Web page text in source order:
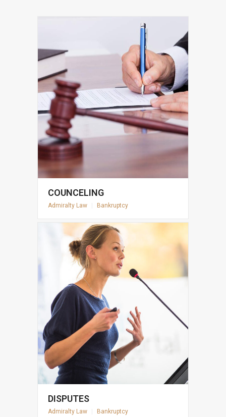
COUNCELING
Admiralty Law Bankruptcy
DISPUTES
Admiralty Law Bankruptcy